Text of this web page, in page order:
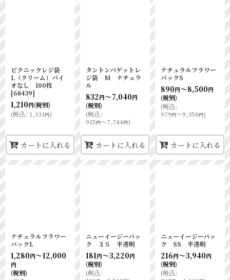
ピクニックレジ袋
L（クリーム）バイ
オなし 100枚
[68439]
1,210円(税別)
(税込: 1,331円)
カートに入れる
タントンバゲットレ
ジ袋 M ナチュラ
ル
832円～7,040円
(税別)
(税込:
915円～7,744円)
カートに入れる
ナチュラルフラワー
バックS
890円～8,500円
(税別)
(税込:
979円～9,350円)
カートに入れる
ナチュラルフラワー
バックL
1,280円～12,000
円
(税別)
ニューイージーバッ
ク ３Ｓ 半透明
181円～3,220円
(税別)
(税込:
ニューイージーバッ
ク SS 半透明
216円～3,940円
(税別)
(税込: